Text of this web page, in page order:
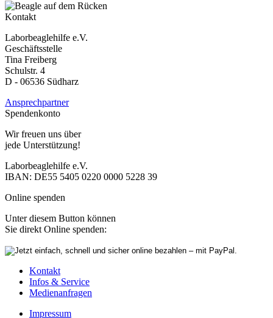
Kontakt
Laborbeaglehilfe e.V.
Geschäftsstelle
Tina Freiberg
Schulstr. 4
D - 06536 Südharz
Ansprechpartner
Spendenkonto
Wir freuen uns über
jede Unterstützung!
Laborbeaglehilfe e.V.
IBAN: DE55 5405 0220 0000 5228 39
Online spenden
Unter diesem Button können
Sie direkt Online spenden:
Kontakt
Infos & Service
Medienanfragen
Impressum